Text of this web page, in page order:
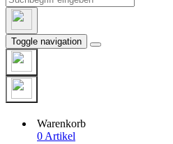
Toggle navigation
Warenkorb
0 Artikel